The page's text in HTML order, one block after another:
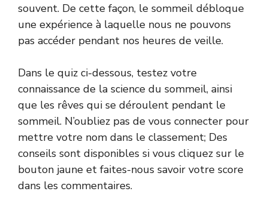
souvent. De cette façon, le sommeil débloque
une expérience à laquelle nous ne pouvons
pas accéder pendant nos heures de veille.
Dans le quiz ci-dessous, testez votre
connaissance de la science du sommeil, ainsi
que les rêves qui se déroulent pendant le
sommeil. N’oubliez pas de vous connecter pour
mettre votre nom dans le classement; Des
conseils sont disponibles si vous cliquez sur le
bouton jaune et faites-nous savoir votre score
dans les commentaires.